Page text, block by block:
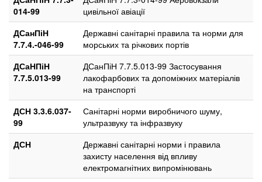
014-99
цивільної авіації
ДСанПіН
7.7.4.-046-99
Державні санітарні правила та норми для
морських та річкових портів
ДСаНПіН
7.7.5.013-99
ДСанПіН 7.7.5.013-99 Застосування
лакофарбових та допоміжних матеріалів
на транспорті
ДСН 3.3.6.037-
99
Санітарні норми виробничого шуму,
ультразвуку та інфразвуку
ДСН
Державні санітарні норми і правила
захисту населення від впливу
електромагнітних випромінювань